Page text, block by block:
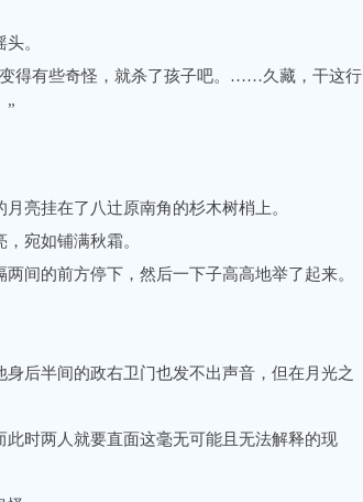
。
得有些奇怪，就杀了孩子吧。……久藏，干这行
”
挂在了八辻原南角的杉木树梢上。
宛如铺满秋霜。
的前方停下，然后一下子高高地举了起来。
后半间的政右卫门也发不出声音，但在月光之
两人就要直面这毫无可能且无法解释的现